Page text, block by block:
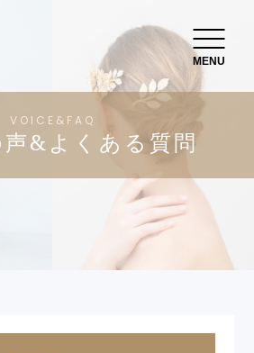
MENU
VOICE&FAQ
声&よくある質問